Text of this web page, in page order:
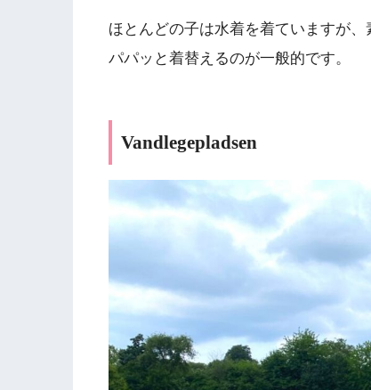
ほとんどの子は水着を着ていますが
パパッと着替えるのが一般的です。
Vandlegepladsen